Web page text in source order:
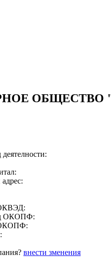
ОБЩЕСТВО
ОКОПФ:
внести зменения